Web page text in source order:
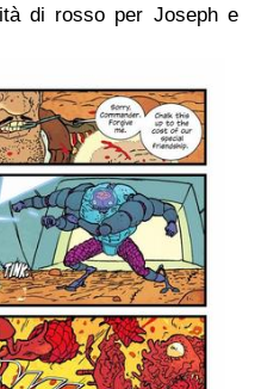
di rosso per Joseph e